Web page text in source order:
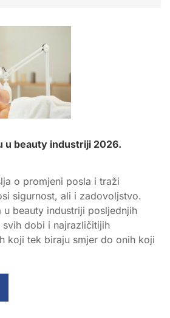
u beauty industriji 2026.
o promjeni posla i traži
sigurnost, ali i zadovoljstvo.
beauty industriji posljednjih
dobi i najrazličitijih
koji tek biraju smjer do onih koji